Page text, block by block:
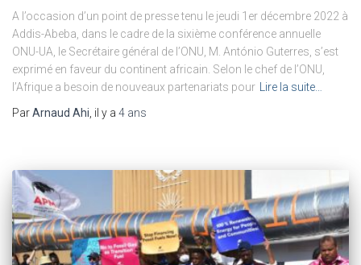
A l’occasion d’un point de presse tenu le jeudi 1er décembre 2022 à
Addis-Abeba, dans le cadre de la sixième conférence annuelle
ONU-UA, le Secrétaire général de l’ONU, M. António Guterres, s’est
exprimé en faveur du continent africain. Selon le chef de l’ONU,
l’Afrique a besoin de nouveaux partenariats pour
Lire la suite…
ParArnaud Ahi , il y a 4 ans